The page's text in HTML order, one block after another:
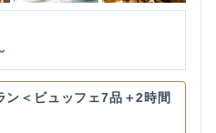
ン＜ビュッフェ7品＋2時間